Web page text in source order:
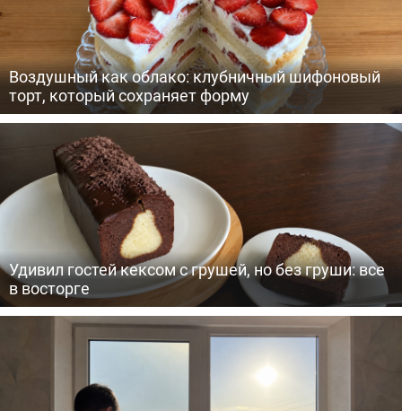
Воздушный как облако: клубничный шифоновый
торт, который сохраняет форму
Удивил гостей кексом с грушей, но без груши: все
в восторге